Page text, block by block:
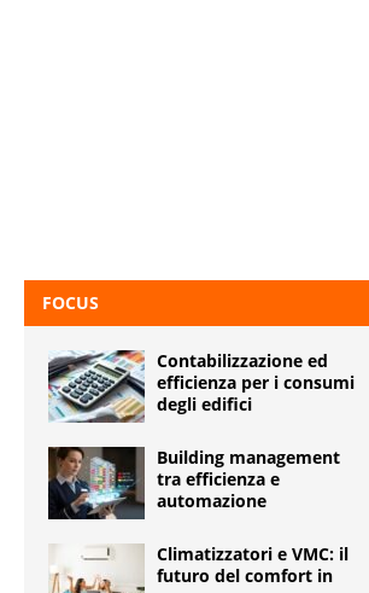
FOCUS
Contabilizzazione ed
efficienza per i consumi
degli edifici
Building management
tra efficienza e
automazione
Climatizzatori e VMC: il
futuro del comfort in